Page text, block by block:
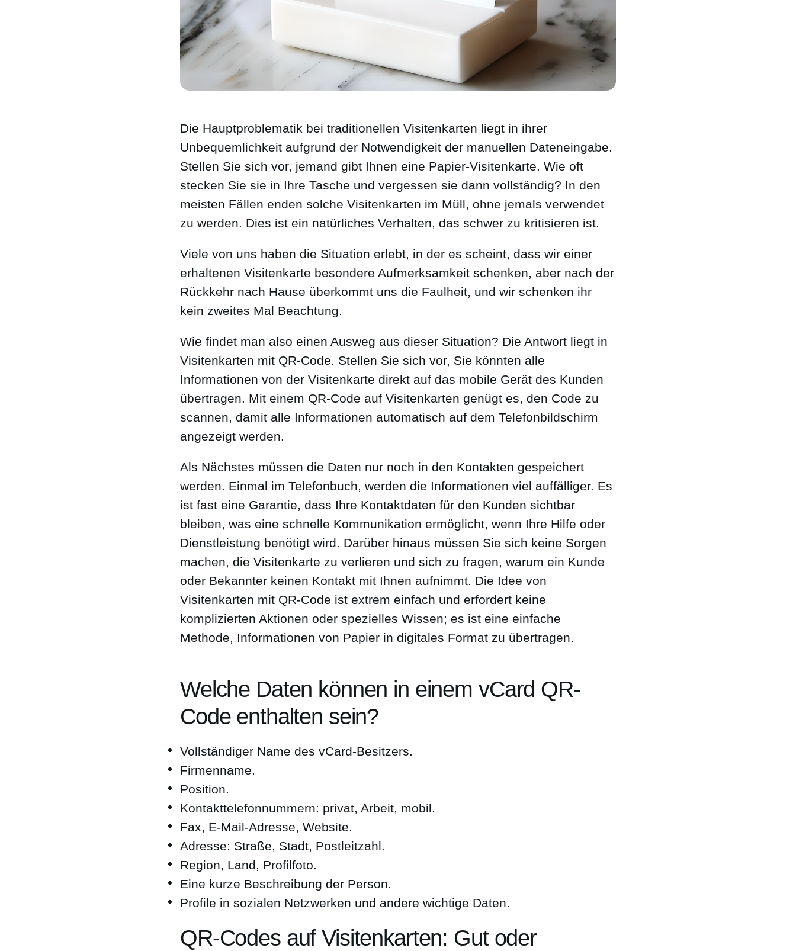
Die Hauptproblematik bei traditionellen Visitenkarten liegt in ihrer
Unbequemlichkeit aufgrund der Notwendigkeit der manuellen Dateneingabe.
Stellen Sie sich vor, jemand gibt Ihnen eine Papier-Visitenkarte. Wie oft
stecken Sie sie in Ihre Tasche und vergessen sie dann vollständig? In den
meisten Fällen enden solche Visitenkarten im Müll, ohne jemals verwendet
zu werden. Dies ist ein natürliches Verhalten, das schwer zu kritisieren ist.
Viele von uns haben die Situation erlebt, in der es scheint, dass wir einer
erhaltenen Visitenkarte besondere Aufmerksamkeit schenken, aber nach der
Rückkehr nach Hause überkommt uns die Faulheit, und wir schenken ihr
kein zweites Mal Beachtung.
Wie findet man also einen Ausweg aus dieser Situation? Die Antwort liegt in
Visitenkarten mit QR-Code. Stellen Sie sich vor, Sie könnten alle
Informationen von der Visitenkarte direkt auf das mobile Gerät des Kunden
übertragen. Mit einem QR-Code auf Visitenkarten genügt es, den Code zu
scannen, damit alle Informationen automatisch auf dem Telefonbildschirm
angezeigt werden.
Als Nächstes müssen die Daten nur noch in den Kontakten gespeichert
werden. Einmal im Telefonbuch, werden die Informationen viel auffälliger. Es
ist fast eine Garantie, dass Ihre Kontaktdaten für den Kunden sichtbar
bleiben, was eine schnelle Kommunikation ermöglicht, wenn Ihre Hilfe oder
Dienstleistung benötigt wird. Darüber hinaus müssen Sie sich keine Sorgen
machen, die Visitenkarte zu verlieren und sich zu fragen, warum ein Kunde
oder Bekannter keinen Kontakt mit Ihnen aufnimmt. Die Idee von
Visitenkarten mit QR-Code ist extrem einfach und erfordert keine
komplizierten Aktionen oder spezielles Wissen; es ist eine einfache
Methode, Informationen von Papier in digitales Format zu übertragen.
Welche Daten können in einem vCard QR-
Code enthalten sein?
Vollständiger Name des vCard-Besitzers.
Firmenname.
Position.
Kontakttelefonnummern: privat, Arbeit, mobil.
Fax, E-Mail-Adresse, Website.
Adresse: Straße, Stadt, Postleitzahl.
Region, Land, Profilfoto.
Eine kurze Beschreibung der Person.
Profile in sozialen Netzwerken und andere wichtige Daten.
QR-Codes auf Visitenkarten: Gut oder